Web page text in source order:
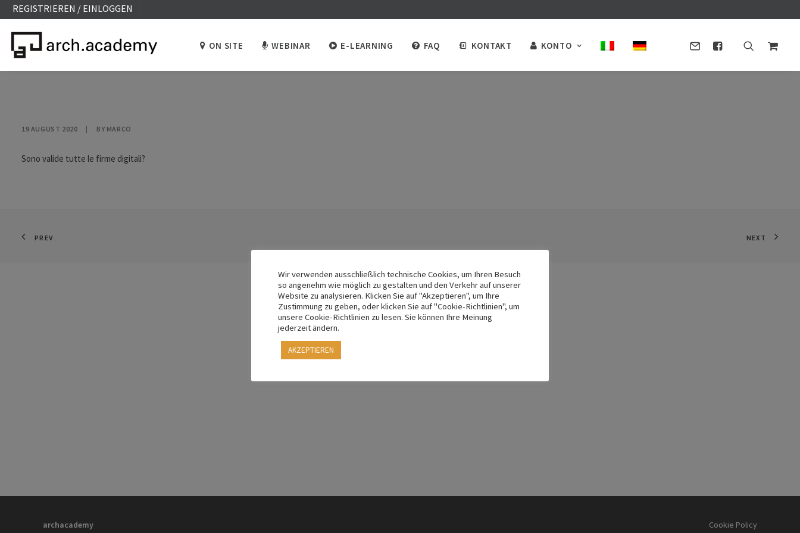
REGISTRIEREN / EINLOGGEN
ON SITE WEBINAR E-LEARNING FAQ KONTAKT KONTO
19 AUGUST 2020 | BY MARCO
Sono valide tutte le firme digitali?
PREV NEXT
archacademy Cookie Policy
Wir verwenden ausschließlich technische Cookies, um Ihren Besuch
so angenehm wie möglich zu gestalten und den Verkehr auf unserer
Website zu analysieren. Klicken Sie auf "Akzeptieren", um Ihre
Zustimmung zu geben, oder klicken Sie auf "Cookie-Richtlinien", um
unsere Cookie-Richtlinien zu lesen. Sie können Ihre Meinung
jederzeit ändern.
AKZEPTIEREN